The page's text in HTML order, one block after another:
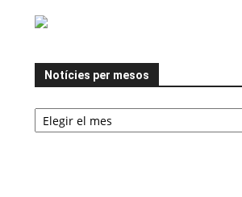
Notícies per mesos
Notícies
per